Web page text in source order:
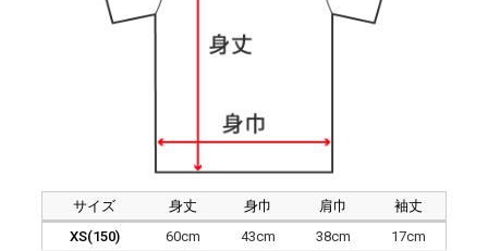
サイズ 身丈 身巾 肩巾
袖丈
XS(150)
60cm 43cm 38cm
17cm